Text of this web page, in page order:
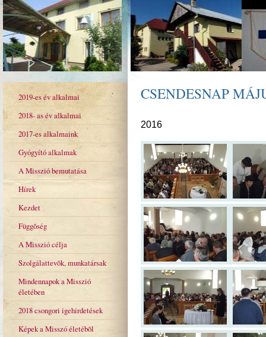
2019-es év alkalmai
2018- as év alkalmai
2017-es alkalmaink
Gyógyító alkalmak
A Misszió bemutatása
Hírek
Kezdet
Függõség
A Misszió célja
Szolgálattevõk, munkatársak
Mindennapok a Misszió
életében
2018 csongori igehirdetések
Képek a Misszó életébõl
CSENDESNAP
2016